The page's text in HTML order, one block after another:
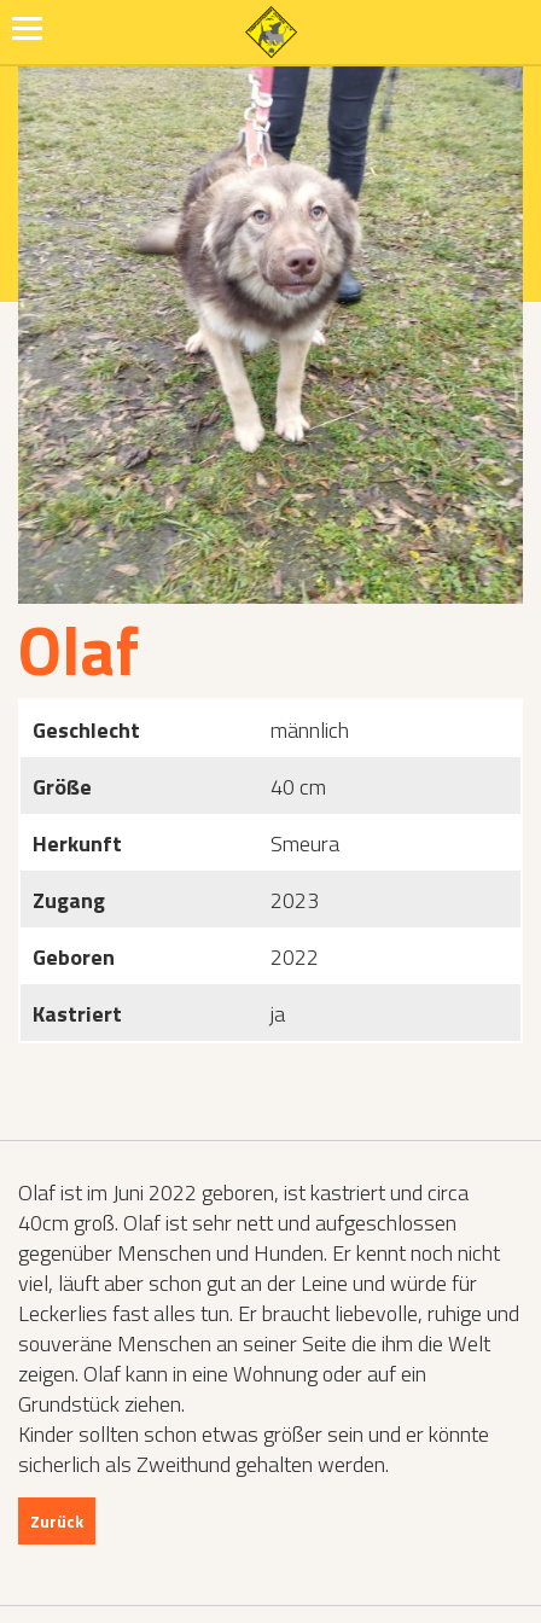
Olaf
Geschlecht
männlich
Größe
40 cm
Herkunft
Smeura
Zugang
2023
Geboren
2022
Kastriert
ja
Olaf ist im Juni 2022 geboren, ist kastriert und circa
40cm groß. Olaf ist sehr nett und aufgeschlossen
gegenüber Menschen und Hunden. Er kennt noch nicht
viel, läuft aber schon gut an der Leine und würde für
Leckerlies fast alles tun. Er braucht liebevolle, ruhige und
souveräne Menschen an seiner Seite die ihm die Welt
zeigen. Olaf kann in eine Wohnung oder auf ein
Grundstück ziehen.
Kinder sollten schon etwas größer sein und er könnte
sicherlich als Zweithund gehalten werden.
Zurück